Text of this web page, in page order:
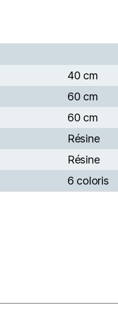
40 cm
60 cm
60 cm
Résine
Résine
6 coloris